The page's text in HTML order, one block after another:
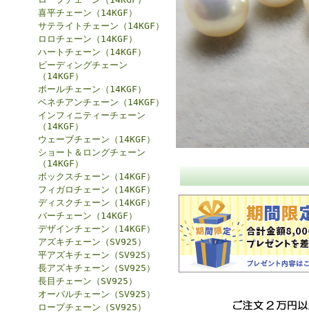
喜平チェーン（14KGF）
サテライトチェーン（14KGF）
ロロチェーン（14KGF）
ハートチェーン（14KGF）
ビーディングチェーン
（14KGF）
ボールチェーン（14KGF）
ベネチアンチェーン（14KGF）
インフィニティーチェーン
（14KGF）
ウェーブチェーン（14KGF）
ショート＆ロングチェーン
（14KGF）
ボックスチェーン（14KGF）
フィガロチェーン（14KGF）
ディスクチェーン（14KGF）
バーチェーン（14KGF）
デザインチェーン（14KGF）
アズキチェーン（SV925）
平アズキチェーン（SV925）
長アズキチェーン（SV925）
長目チェーン（SV925）
オーバルチェーン（SV925）
ロープチェーン（SV925）